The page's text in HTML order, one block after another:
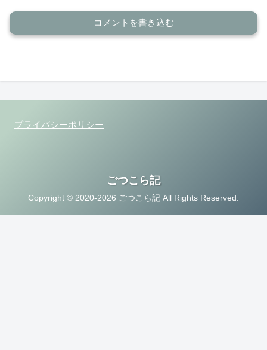
コメントを書き込む
プライバシーポリシー
ごつこら記
Copyright © 2020-2026 ごつこら記 All Rights Reserved.